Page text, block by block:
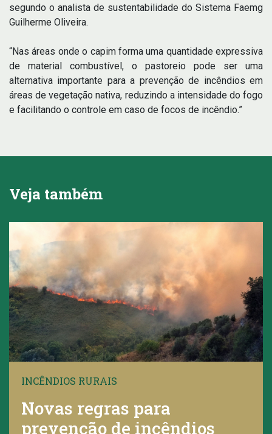
segundo o analista de sustentabilidade do Sistema Faemg
Guilherme Oliveira.
“Nas áreas onde o capim forma uma quantidade expressiva
de material combustível, o pastoreio pode ser uma
alternativa importante para a prevenção de incêndios em
áreas de vegetação nativa, reduzindo a intensidade do fogo
e facilitando o controle em caso de focos de incêndio.”
Veja também
INCÊNDIOS RURAIS
Novas regras para
prevenção de incêndios